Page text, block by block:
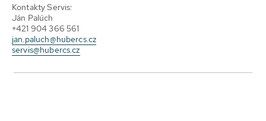
Kontakty Servis:
Ján Palúch
+421 904 366 561
jan.paluch@hubercs.cz
servis@hubercs.cz